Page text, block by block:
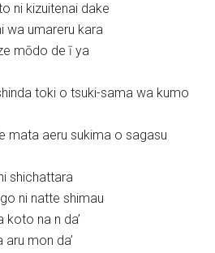
ni kizuitenai dake
wa umareru kara
mōdo de ī ya
toki o tsuki-sama wa kumo
mata aeru sukima o sagasu
shichattara
ni natte shimau
koto na n da’
mon da’